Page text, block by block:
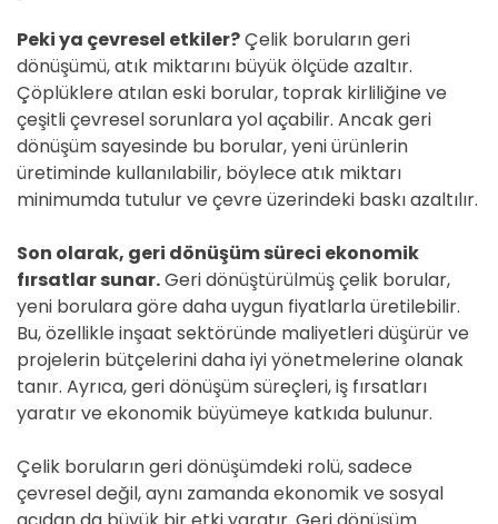
Peki ya çevresel etkiler?Çelik boruların geri
dönüşümü, atık miktarını büyük ölçüde azaltır.
Çöplüklere atılan eski borular, toprak kirliliğine ve
çeşitli çevresel sorunlara yol açabilir. Ancak geri
dönüşüm sayesinde bu borular, yeni ürünlerin
üretiminde kullanılabilir, böylece atık miktarı
minimumda tutulur ve çevre üzerindeki baskı azaltılır.
Son olarak, geri dönüşüm süreci ekonomik
fırsatlar sunar.Geri dönüştürülmüş çelik borular,
yeni borulara göre daha uygun fiyatlarla üretilebilir.
Bu, özellikle inşaat sektöründe maliyetleri düşürür ve
projelerin bütçelerini daha iyi yönetmelerine olanak
tanır. Ayrıca, geri dönüşüm süreçleri, iş fırsatları
yaratır ve ekonomik büyümeye katkıda bulunur.
Çelik boruların geri dönüşümdeki rolü, sadece
çevresel değil, aynı zamanda ekonomik ve sosyal